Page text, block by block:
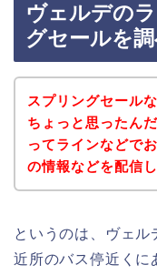
ヴェルデの
グセールを
スプリングセール
ちょっと思ったん
ってラインなどで
の情報などを配信
というのは、ヴェル
近所のバス停近くに